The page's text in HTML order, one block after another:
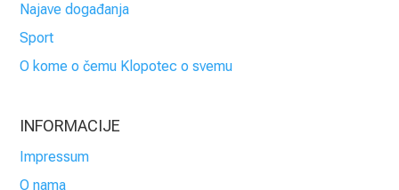
Najave događanja
Sport
O kome o čemu Klopotec o svemu
INFORMACIJE
Impressum
O nama